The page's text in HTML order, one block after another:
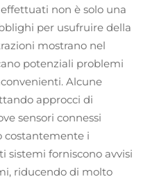
non è solo una
per usufruire della
mostrano nel
potenziali problemi
Alcune
approcci di
sensori connessi
i
sistemi forniscono avvisi
riducendo di molto